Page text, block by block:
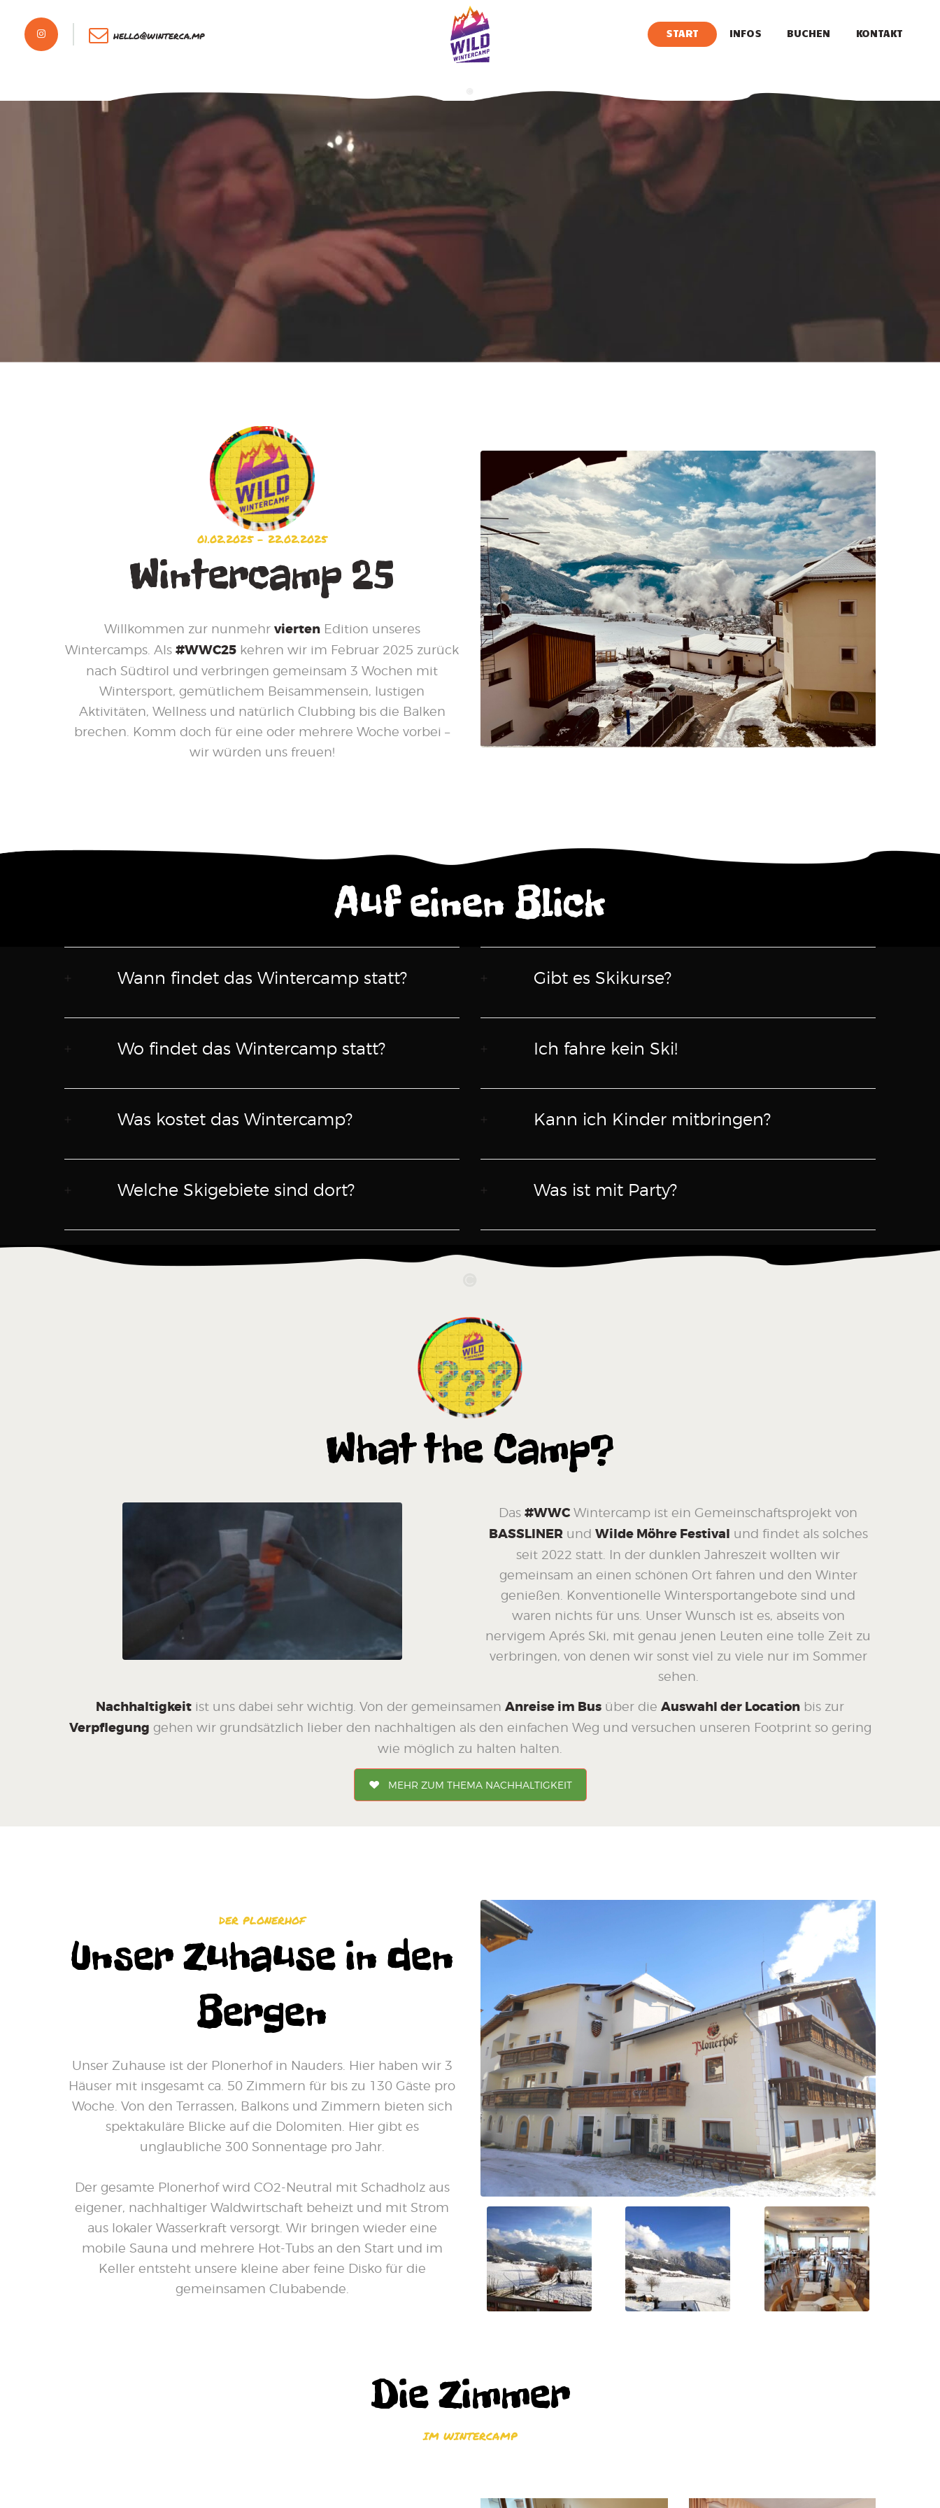
hello@winterca.mp START INFOS BUCHEN KONTAKT
BUCHEN
KONTAKT
01.02.2025 – 22.02.2025
Wintercamp 25
Willkommen zur nunmehr viertenEdition unseres
Wintercamps. Als #WWC25 kehren wir im Februar 2025 zurück
nach Südtirol und verbringen gemeinsam 3 Wochen mit
Wintersport, gemütlichem Beisammensein, lustigen
Aktivitäten, Wellness und natürlich Clubbing bis die Balken
brechen. Komm doch für eine oder mehrere Woche vorbei –
wir würden uns freuen!
Auf einen Blick
Wann findet das Wintercamp statt?
Wo findet das Wintercamp statt?
Was kostet das Wintercamp?
Welche Skigebiete sind dort?
Gibt es Skikurse?
Ich fahre kein Ski!
Kann ich Kinder mitbringen?
Was ist mit Party?
What the Camp?
Das #WWC Wintercamp ist ein Gemeinschaftsprojekt von
BASSLINER und Wilde Möhre Festival und findet als solches
seit 2022 statt. In der dunklen Jahreszeit wollten wir
gemeinsam an einen schönen Ort fahren und den Winter
genießen. Konventionelle Wintersportangebote sind und
waren nichts für uns. Unser Wunsch ist es, abseits von
nervigem Aprés Ski, mit genau jenen Leuten eine tolle Zeit zu
verbringen, von denen wir sonst viel zu viele nur im Sommer
sehen.
Nachhaltigkeit ist uns dabei sehr wichtig. Von der gemeinsamen Anreise im Bus über die Auswahl der Location bis zur
Verpflegung gehen wir grundsätzlich lieber den nachhaltigen als den einfachen Weg und versuchen unseren Footprint so gering
wie möglich zu halten halten.
MEHR ZUM THEMA NACHHALTIGKEIT
DER PLONERHOF
Unser Zuhause in den
Bergen
Unser Zuhause ist der Plonerhof in Nauders. Hier haben wir 3
Häuser mit insgesamt ca. 50 Zimmern für bis zu 130 Gäste pro
Woche. Von den Terrassen, Balkons und Zimmern bieten sich
spektakuläre Blicke auf die Dolomiten. Hier gibt es
unglaubliche 300 Sonnentage pro Jahr.
Der gesamte Plonerhof wird CO2-Neutral mit Schadholz aus
eigener, nachhaltiger Waldwirtschaft beheizt und mit Strom
aus lokaler Wasserkraft versorgt. Wir bringen wieder eine
mobile Sauna und mehrere Hot-Tubs an den Start und im
Keller entsteht unsere kleine aber feine Disko für die
gemeinsamen Clubabende.
Die Zimmer
IM WINTERCAMP